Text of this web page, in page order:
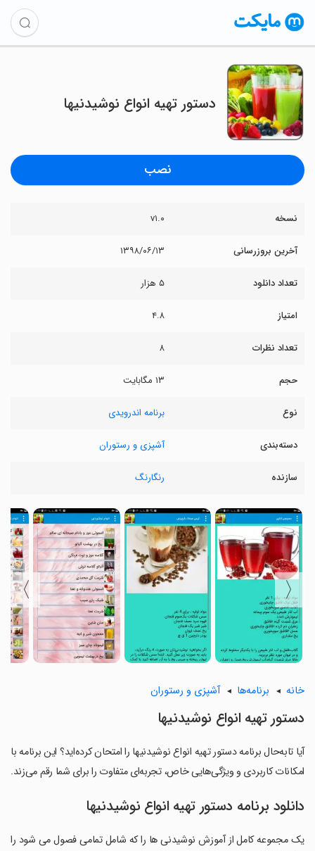
دستور تهیه انواع نوشیدنیها
نصب
نسخه v۱.۰
آخرین بروزرسانی ۱۳۹۸/۰۶/۱۳
تعداد دانلود ۵ هزار
امتیاز ۴.۸
تعداد نظرات ۸
حجم ۱۳ مگابایت
نوع برنامه اندرویدی
دسته‌بندی آشپزی و رستوران
سازنده رنگارنگ
〈
〉
خانه برنامه‌ها آشپزی و رستوران
دستور تهیه انواع نوشیدنیها
آیا تابه‌حال برنامه دستور تهیه انواع نوشیدنیها را امتحان کرده‌اید؟ این برنامه با
امکانات کاربردی و ویژگی‌هایی خاص، تجربه‌ای متفاوت را برای شما رقم می‌زند.
دانلود برنامه دستور تهیه انواع نوشیدنیها
یک مجموعه کامل از آموزش نوشیدنی ها را که شامل تمامی فصول می شود را